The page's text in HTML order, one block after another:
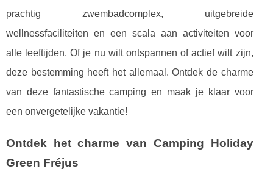
prachtig zwembadcomplex, uitgebreide
wellnessfaciliteiten en een scala aan activiteiten voor
alle leeftijden. Of je nu wilt ontspannen of actief wilt zijn,
deze bestemming heeft het allemaal. Ontdek de charme
van deze fantastische camping en maak je klaar voor
een onvergetelijke vakantie!
Ontdek het charme van Camping Holiday
Green Fréjus